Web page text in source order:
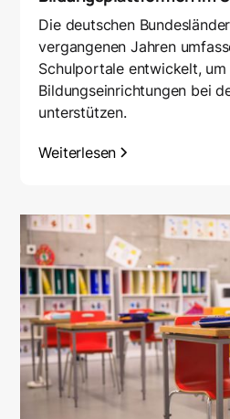
Die deutschen
vergangenen Jahren
Schulportale entwickelt, um
Bildungseinrichtungen bei
unterstützen.
Weiterlesen